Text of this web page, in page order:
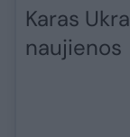
Karas
naujienos